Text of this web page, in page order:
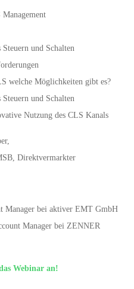
und Schalten
welche Möglichkeiten gibt es?
und Schalten
Nutzung des CLS Kanals
Direktvermarkter
Manager bei aktiver EMT GmbH
Manager bei ZENNER
Webinar an!